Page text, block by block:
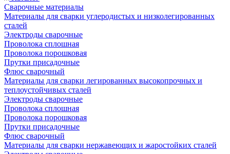
Сварочные материалы
Материалы для сварки углеродистых и низколегированных
сталей
Электроды сварочные
Проволока сплошная
Проволока порошковая
Прутки присадочные
Флюс сварочный
Материалы для сварки легированных высокопрочных и
теплоустойчивых сталей
Электроды сварочные
Проволока сплошная
Проволока порошковая
Прутки присадочные
Флюс сварочный
Материалы для сварки нержавеющих и жаростойких сталей